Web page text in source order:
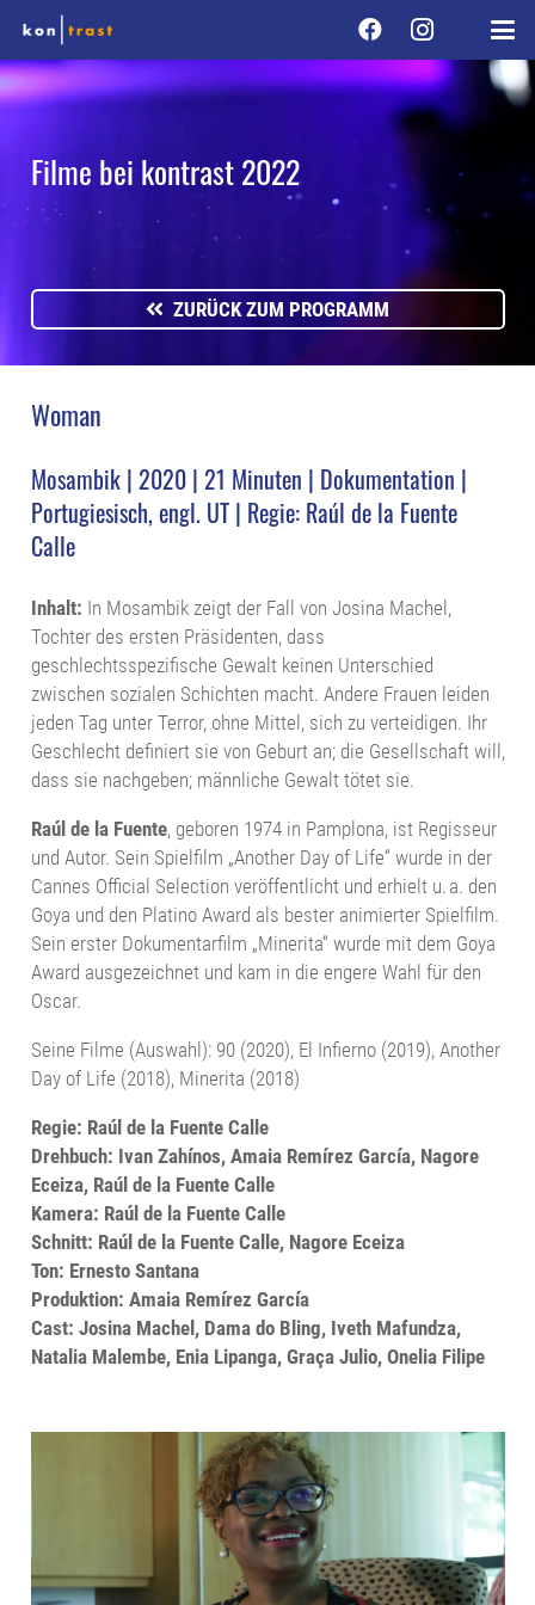
Filme bei kontrast 2022
ZURÜCK ZUM PROGRAMM
Woman
Mosambik | 2020 | 21 Minuten | Dokumentation |
Portugiesisch, engl. UT | Regie: Raúl de la Fuente
Calle
Inhalt: In Mosambik zeigt der Fall von Josina Machel,
Tochter des ersten Präsidenten, dass
geschlechtsspezifische Gewalt keinen Unterschied
zwischen sozialen Schichten macht. Andere Frauen leiden
jeden Tag unter Terror, ohne Mittel, sich zu verteidigen. Ihr
Geschlecht definiert sie von Geburt an; die Gesellschaft will,
dass sie nachgeben; männliche Gewalt tötet sie.
Raúl de la Fuente, geboren 1974 in Pamplona, ist Regisseur
und Autor. Sein Spielfilm „Another Day of Life“ wurde in der
Cannes Official Selection veröffentlicht und erhielt u. a. den
Goya und den Platino Award als bester animierter Spielfilm.
Sein erster Dokumentarfilm „Minerita“ wurde mit dem Goya
Award ausgezeichnet und kam in die engere Wahl für den
Oscar.
Seine Filme (Auswahl): 90 (2020), El Infierno (2019), Another
Day of Life (2018), Minerita (2018)
Regie: Raúl de la Fuente Calle
Drehbuch: Ivan Zahínos, Amaia Remírez García, Nagore
Eceiza, Raúl de la Fuente Calle
Kamera: Raúl de la Fuente Calle
Schnitt: Raúl de la Fuente Calle, Nagore Eceiza
Ton: Ernesto Santana
Produktion: Amaia Remírez García
Cast: Josina Machel, Dama do Bling, Iveth Mafundza,
Natalia Malembe, Enia Lipanga, Graça Julio, Onelia Filipe